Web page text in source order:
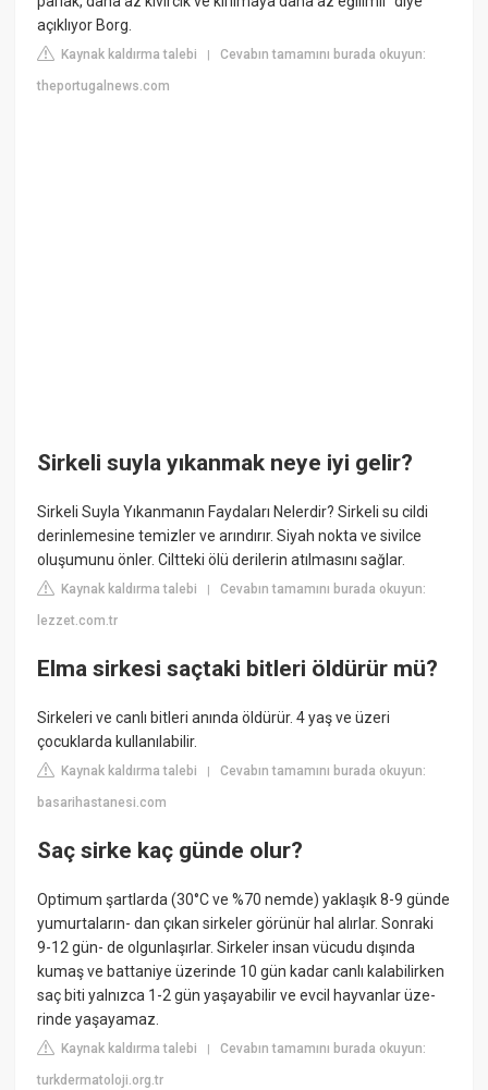
açıklıyor Borg.
Kaynak kaldırma talebi |Cevabın tamamını burada okuyun:
theportugalnews.com
Sirkeli suyla yıkanmak neye iyi gelir?
Sirkeli Suyla Yıkanmanın Faydaları Nelerdir? Sirkeli su cildi
derinlemesine temizler ve arındırır. Siyah nokta ve sivilce
oluşumunu önler. Ciltteki ölü derilerin atılmasını sağlar.
Kaynak kaldırma talebi |Cevabın tamamını burada okuyun:
lezzet.com.tr
Elma sirkesi saçtaki bitleri öldürür mü?
Sirkeleri ve canlı bitleri anında öldürür. 4 yaş ve üzeri
çocuklarda kullanılabilir.
Kaynak kaldırma talebi |Cevabın tamamını burada okuyun:
basarihastanesi.com
Saç sirke kaç günde olur?
Optimum şartlarda (30°C ve %70 nemde) yaklaşık 8-9 günde
yumurtaların- dan çıkan sirkeler görünür hal alırlar. Sonraki
9-12 gün- de olgunlaşırlar. Sirkeler insan vücudu dışında
kumaş ve battaniye üzerinde 10 gün kadar canlı kalabilirken
saç biti yalnızca 1-2 gün yaşayabilir ve evcil hayvanlar üze-
rinde yaşayamaz.
Kaynak kaldırma talebi |Cevabın tamamını burada okuyun:
turkdermatoloji.org.tr